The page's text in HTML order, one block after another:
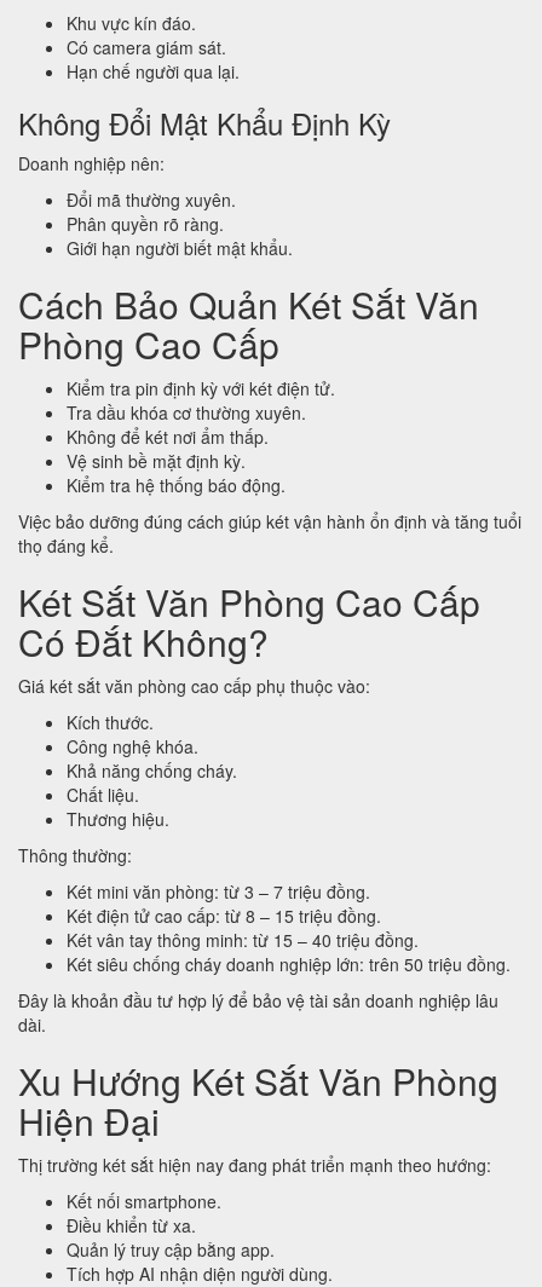
Khu vực kín đáo.
Có camera giám sát.
Hạn chế người qua lại.
Không Đổi Mật Khẩu Định Kỳ
Doanh nghiệp nên:
Đổi mã thường xuyên.
Phân quyền rõ ràng.
Giới hạn người biết mật khẩu.
Cách Bảo Quản Két Sắt Văn
Phòng Cao Cấp
Kiểm tra pin định kỳ với két điện tử.
Tra dầu khóa cơ thường xuyên.
Không để két nơi ẩm thấp.
Vệ sinh bề mặt định kỳ.
Kiểm tra hệ thống báo động.
Việc bảo dưỡng đúng cách giúp két vận hành ổn định và tăng tuổi
thọ đáng kể.
Két Sắt Văn Phòng Cao Cấp
Có Đắt Không?
Giá két sắt văn phòng cao cấp phụ thuộc vào:
Kích thước.
Công nghệ khóa.
Khả năng chống cháy.
Chất liệu.
Thương hiệu.
Thông thường:
Két mini văn phòng: từ 3 – 7 triệu đồng.
Két điện tử cao cấp: từ 8 – 15 triệu đồng.
Két vân tay thông minh: từ 15 – 40 triệu đồng.
Két siêu chống cháy doanh nghiệp lớn: trên 50 triệu đồng.
Đây là khoản đầu tư hợp lý để bảo vệ tài sản doanh nghiệp lâu
dài.
Xu Hướng Két Sắt Văn Phòng
Hiện Đại
Thị trường két sắt hiện nay đang phát triển mạnh theo hướng:
Kết nối smartphone.
Điều khiển từ xa.
Quản lý truy cập bằng app.
Tích hợp AI nhận diện người dùng.